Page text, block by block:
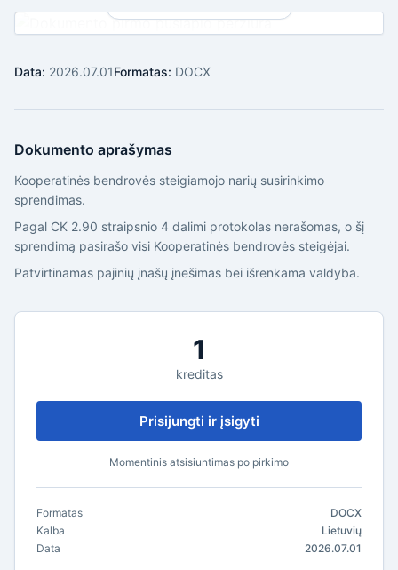
Data: 2026.07.01Formatas: DOCX
Dokumento aprašymas
Kooperatinės bendrovės steigiamojo narių susirinkimo
sprendimas.
Pagal CK 2.90 straipsnio 4 dalimi protokolas nerašomas, o šį
sprendimą pasirašo visi Kooperatinės bendrovės steigėjai.
Patvirtinamas pajinių įnašų įnešimas bei išrenkama valdyba.
1
kreditas
Prisijungti ir įsigyti
Momentinis atsisiuntimas po pirkimo
Formatas
DOCX
Kalba
Lietuvių
Data
2026.07.01